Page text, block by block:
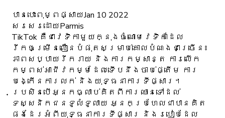
បានបោះពុម្ពផ្សាយJan 10 2022
សរសេរដោយParmis
TikTok គឺជាវេទិកាមួយក្នុងចំណោមវេទិកាដែល
រីកចម្រើនលឿនបំផុតសម្រាប់គោលបំណងជាច្រើន៖
ភាពសប្បាយរីករាយ និងការកម្សាន្ត ការលើក
កម្ពស់អាជីវកម្មដែលទើបនឹងចាប់ផ្តើម ការ
បង្កើនការលក់ និងយុទ្ធនាការទីផ្សារ។
ប្រសិនបើអ្នកធ្លាប់គិតពីការឈានទៅដល់
ទស្សនិកជនទូលំទូលាយ អ្នកប្រហែលជាបានគិត
ផងដែរអំពីយុទ្ធនាការទីផ្សារ និងរបៀបដែល